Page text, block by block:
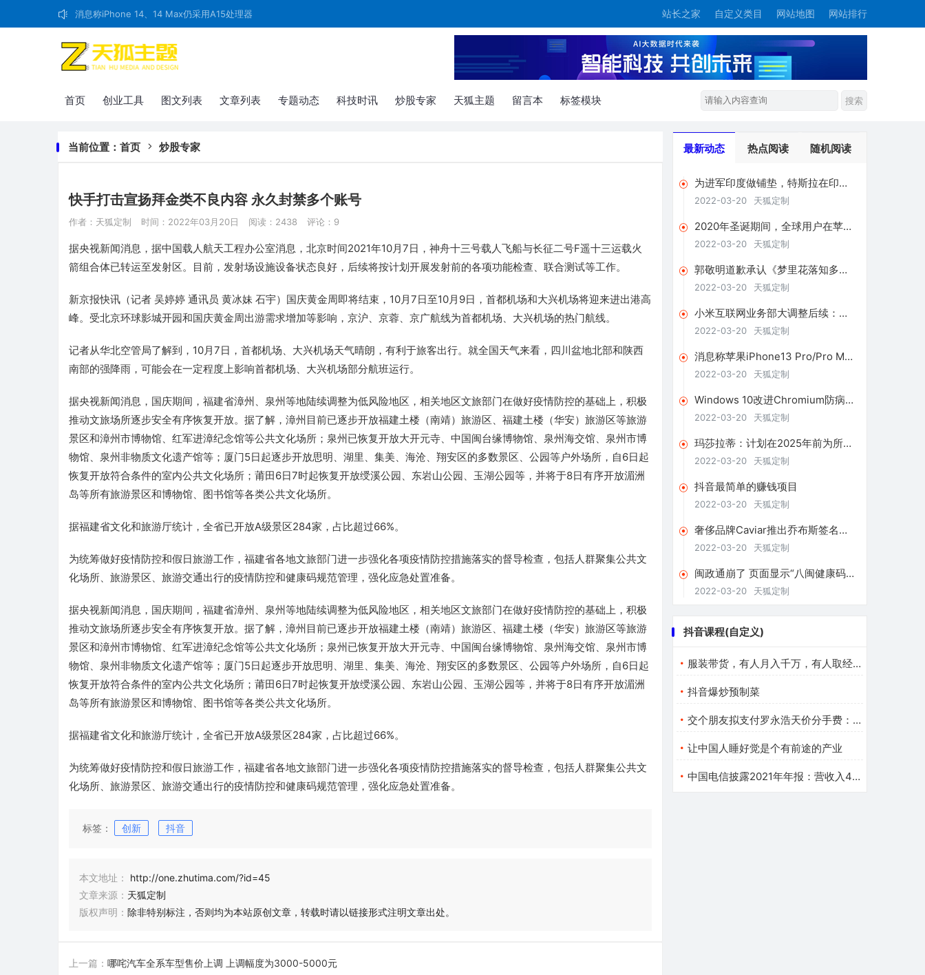
消息称iPhone 14、14 Max仍采用A15处理器 站长之家 自定义类目 网站地图 网站排行
首页 创业工具 图文列表 文章列表 专题动态 科技时讯 炒股专家 天狐主题 留言本 标签模块
当前位置： 首页 炒股专家
快手打击宣扬拜金类不良内容 永久封禁多个账号
作者：天狐定制 时间：2022年03月20日 阅读：2438 评论：9
据央视新闻消息，据中国载人航天工程办公室消息，北京时间2021年10月7日，神舟十三号载人飞船与长征二号F遥十三运载火
箭组合体已转运至发射区。目前，发射场设施设备状态良好，后续将按计划开展发射前的各项功能检查、联合测试等工作。
新京报快讯（记者 吴婷婷 通讯员 黄冰妹 石宇）国庆黄金周即将结束，10月7日至10月9日，首都机场和大兴机场将迎来进出港高
峰。受北京环球影城开园和国庆黄金周出游需求增加等影响，京沪、京蓉、京广航线为首都机场、大兴机场的热门航线。
记者从华北空管局了解到，10月7日，首都机场、大兴机场天气晴朗，有利于旅客出行。就全国天气来看，四川盆地北部和陕西
南部的强降雨，可能会在一定程度上影响首都机场、大兴机场部分航班运行。
据央视新闻消息，国庆期间，福建省漳州、泉州等地陆续调整为低风险地区，相关地区文旅部门在做好疫情防控的基础上，积极
推动文旅场所逐步安全有序恢复开放。据了解，漳州目前已逐步开放福建土楼（南靖）旅游区、福建土楼（华安）旅游区等旅游
景区和漳州市博物馆、红军进漳纪念馆等公共文化场所；泉州已恢复开放大开元寺、中国闽台缘博物馆、泉州海交馆、泉州市博
物馆、泉州非物质文化遗产馆等；厦门5日起逐步开放思明、湖里、集美、海沧、翔安区的多数景区、公园等户外场所，自6日起
恢复开放符合条件的室内公共文化场所；莆田6日7时起恢复开放绶溪公园、东岩山公园、玉湖公园等，并将于8日有序开放湄洲
岛等所有旅游景区和博物馆、图书馆等各类公共文化场所。
据福建省文化和旅游厅统计，全省已开放A级景区284家，占比超过66%。
为统筹做好疫情防控和假日旅游工作，福建省各地文旅部门进一步强化各项疫情防控措施落实的督导检查，包括人群聚集公共文
化场所、旅游景区、旅游交通出行的疫情防控和健康码规范管理，强化应急处置准备。
据央视新闻消息，国庆期间，福建省漳州、泉州等地陆续调整为低风险地区，相关地区文旅部门在做好疫情防控的基础上，积极
推动文旅场所逐步安全有序恢复开放。据了解，漳州目前已逐步开放福建土楼（南靖）旅游区、福建土楼（华安）旅游区等旅游
景区和漳州市博物馆、红军进漳纪念馆等公共文化场所；泉州已恢复开放大开元寺、中国闽台缘博物馆、泉州海交馆、泉州市博
物馆、泉州非物质文化遗产馆等；厦门5日起逐步开放思明、湖里、集美、海沧、翔安区的多数景区、公园等户外场所，自6日起
恢复开放符合条件的室内公共文化场所；莆田6日7时起恢复开放绶溪公园、东岩山公园、玉湖公园等，并将于8日有序开放湄洲
岛等所有旅游景区和博物馆、图书馆等各类公共文化场所。
据福建省文化和旅游厅统计，全省已开放A级景区284家，占比超过66%。
为统筹做好疫情防控和假日旅游工作，福建省各地文旅部门进一步强化各项疫情防控措施落实的督导检查，包括人群聚集公共文
化场所、旅游景区、旅游交通出行的疫情防控和健康码规范管理，强化应急处置准备。
标签： 创新 抖音
本文地址：
http://one.zhutima.com/?id=45
文章来源： 天狐定制
版权声明： 除非特别标注，否则均为本站原创文章，转载时请以链接形式注明文章出处。
上一篇： 哪咤汽车全系车型售价上调 上调幅度为3000-5000元
最新动态 热点阅读 随机阅读
为进军印度做铺垫，特斯拉在印度
申请了两张营业执照
2022-03-20 天狐定制
2020年圣诞期间，全球用户在苹果
和谷歌应用商店支出超4亿美元
2022-03-20 天狐定制
郭敬明道歉承认《梦里花落知多
少》抄袭：将赔偿相关版税收益
2022-03-20 天狐定制
小米互联网业务部大调整后续：下
设12个子部门，希望提升商业化效
2022-03-20 天狐定制
消息称苹果iPhone13 Pro/Pro Max
将采用120Hz LTPO屏幕
2022-03-20 天狐定制
Windows 10改进Chromium防病毒
和深色模式
2022-03-20 天狐定制
玛莎拉蒂：计划在2025年前为所有
产品线提供纯电动版本车型
2022-03-20 天狐定制
抖音最简单的赚钱项目
2022-03-20 天狐定制
奢侈品牌Caviar推出乔布斯签名版
iPhone13售价17万元
2022-03-20 天狐定制
闽政通崩了 页面显示“八闽健康码业
务繁忙”
2022-03-20 天狐定制
抖音课程(自定义)
服装带货，有人月入千万，有人取经无门？
抖音爆炒预制菜
交个朋友拟支付罗永浩天价分手费：新公司已在筹备、不叫锤子
让中国人睡好觉是个有前途的产业
中国电信披露2021年年报：营收入4396亿元 同比增长11.7%